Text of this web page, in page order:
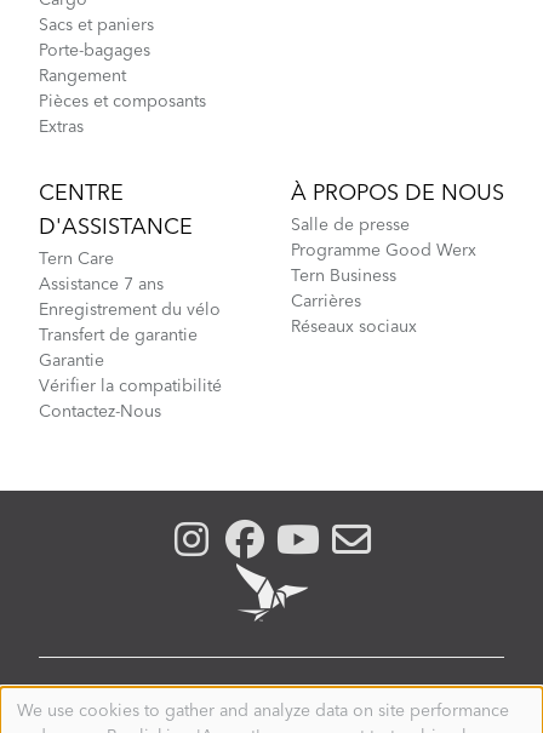
Sacs et paniers
Porte-bagages
Rangement
Pièces et composants
Extras
CENTRE
D'ASSISTANCE
Tern Care
Assistance 7 ans
Enregistrement du vélo
Transfert de garantie
Garantie
Vérifier la compatibilité
Contactez-Nous
À PROPOS DE NOUS
Salle de presse
Programme Good Werx
Tern Business
Carrières
Réseaux sociaux
SWITZERLAND
Use
We use cookies to gather and analyze data on site performance